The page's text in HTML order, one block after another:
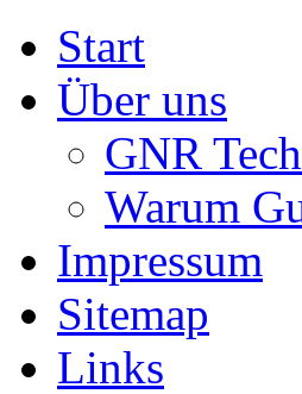
Start
Über uns
GNR
Warum
Impressum
Sitemap
Links